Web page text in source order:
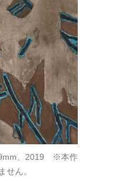
、2019 ※本作
せん。